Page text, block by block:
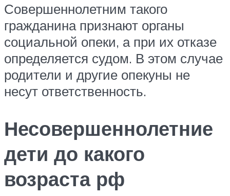
Совершеннолетним такого
гражданина признают органы
социальной опеки, а при их отказе
определяется судом. В этом случае
родители и другие опекуны не
несут ответственность.
Несовершеннолетние
дети до какого
возраста рф